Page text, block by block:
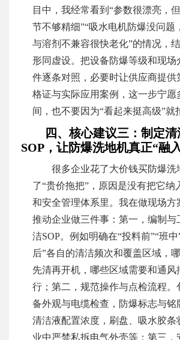
目中，我经常看到“参数很漂亮，
节不够精细”“吸水电机防爆没问题
与溶剂不兼容很快老化”的情况，
形同虚设。把设备防爆等级和现场
件逐条对照，必要时让供应商提供
格证与实际应用案例，这一步宁愿
间，也不要因为“看起来挺高级”就
四、核心建议三：制定
SOP，让防爆洗地机真正“融
很多企业花了大价钱买防爆洗
了“贵价拖把”，原因是没有把它纳
和安全管理体系里。我在做现场方
推动企业做三件事：第一，编制与
洁SOP。例如明确在“投料前”“班
后”各自的清洁频次和覆盖区域，
先清再开机，哪些区域需要和通风
行；第二，规范操作与点检流程。
备外观与电缆检查，防爆标志与铭
清洁液配置浓度，刷盘、吸水胶条
业中严禁私拆电气外壳等；第三，